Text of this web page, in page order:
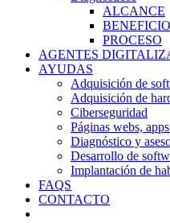
ALCANCE
PROCESO
AGENTES
AYUDAS
Adquisición de
Adquisición de
Ciberseguridad
Páginas webs,
Diagnóstico y
Desarrollo de
Implantación de
FAQS
CONTACTO